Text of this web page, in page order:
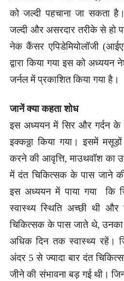
को जल्दी पहचाना जा सकता
जल्दी और असरदार तरीके से हो
नेक कैंसर एपिडेमियोलॉजी
द्वारा किया गया इस को
जर्नल में प्रकाशित किया गया है।
जानें क्या कहता शोध
इस अध्ययन में सिर और गर्दन
इक्कठ्ठा किया गया। इसमें
करने की आवृत्ति, माउथवॉश का
में दंत चिकित्सक के पास जाने की
इस अध्ययन में पाया गया कि
स्वास्थ्य स्थिति अच्छी थी
चिकित्सक के पास जाते थे,
अधिक दिन तक स्वास्थ्य रहें।
अंदर 5 से ज्यादा बार दंत
जीने की संभावना बड़ गई थी।